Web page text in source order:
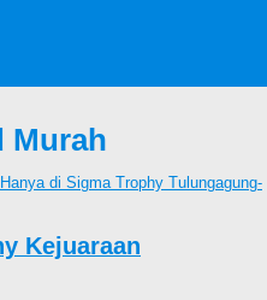
Murah
Kejuaraan